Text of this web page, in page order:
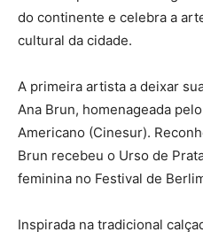
do continente e celebra a
cultural da cidade.
A primeira artista a deixar
Ana Brun, homenageada
Americano (Cinesur).
Brun recebeu o Urso de
feminina no Festival de
Inspirada na tradicional